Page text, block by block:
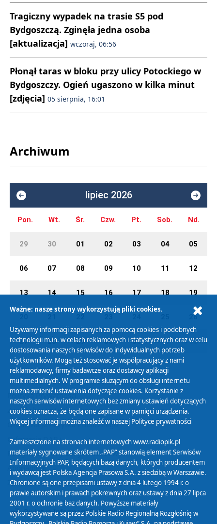
Tragiczny wypadek na trasie S5 pod
Bydgoszczą. Zginęła jedna osoba
[aktualizacja] wczoraj, 06:56
Płonął taras w bloku przy ulicy Potockiego w
Bydgoszczy. Ogień ugaszono w kilka minut
[zdjęcia] 05 sierpnia, 16:01
Archiwum
lipiec 2026
Pon. Wt. Śr. Czw. Pt. Sob. Nd.
29 30 01 02 03 04 05
06 07 08 09 10 11 12
13 14 15 16 17 18 19
26
27 28 29 30 31 01 02
Polityka Prywatności
Zasady korzystania z Serwisu
Organizacje Pożytku Publicznego
Cyfryzacja DAB+
Polityka ochrony danych osobowych
Abonament
Zamówienia publiczne
Biuletyn Informacji Publicznej
Ważne: nasze strony wykorzystują pliki cookies.
Używamy informacji zapisanych za pomocą cookies i podobnych
technologii m.in. w celach reklamowych i statystycznych oraz w celu
dostosowania naszych serwisów do indywidualnych potrzeb
użytkowników. Mogą też stosować je współpracujący z nami
reklamodawcy, firmy badawcze oraz dostawcy aplikacji
multimedialnych. W programie służącym do obsługi internetu
można zmienić ustawienia dotyczące cookies. Korzystanie z
naszych serwisów internetowych bez zmiany ustawień dotyczących
cookies oznacza, że będą one zapisane w pamięci urządzenia.
Więcej informacji można znaleźć w naszej Polityce prywatności
Zamieszczone na stronach internetowych www.radiopik.pl
materiały sygnowane skrótem „PAP” stanowią element Serwisów
Informacyjnych PAP, będących bazą danych, których producentem
i wydawcą jest Polska Agencja Prasowa S.A. z siedzibą w Warszawie.
Chronione są one przepisami ustawy z dnia 4 lutego 1994 r. o
prawie autorskim i prawach pokrewnych oraz ustawy z dnia 27 lipca
2001 r. o ochronie baz danych. Powyższe materiały
wykorzystywane są przez Polskie Radio Regionalną Rozgłośnię w